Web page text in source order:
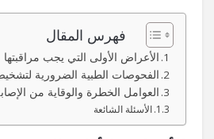
فهرس المقال
الأعراض الأولى التي يجب مراقبتها
الفحوصات الطبية الضرورية
العوامل الخطرة والوقاية من
الأسئلة الشائعة